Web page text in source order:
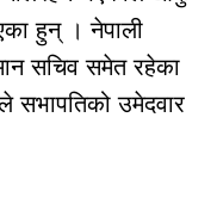
हुन् । नेपाली
सचिव समेत रहेका
सभापतिको उमेदवार